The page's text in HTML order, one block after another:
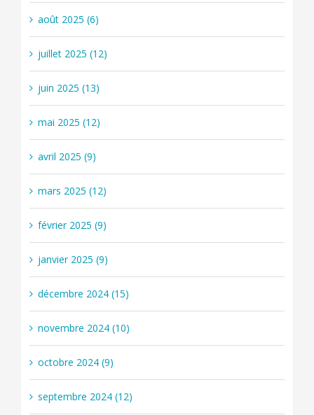
août 2025 (6)
juillet 2025 (12)
juin 2025 (13)
mai 2025 (12)
avril 2025 (9)
mars 2025 (12)
février 2025 (9)
janvier 2025 (9)
décembre 2024 (15)
novembre 2024 (10)
octobre 2024 (9)
septembre 2024 (12)